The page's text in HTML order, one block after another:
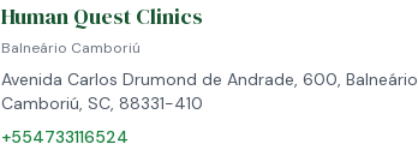
Human Quest Clinics
Balneário Camboriú
Avenida Carlos Drumond de Andrade, 600, Balneário
Camboriú, SC, 88331-410
+554733116524